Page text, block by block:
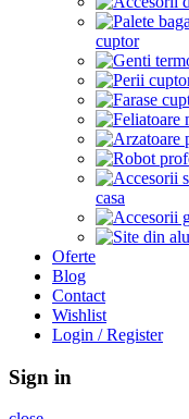
cuptor
casa
Oferte
Blog
Contact
Wishlist
Login / Register
Sign in